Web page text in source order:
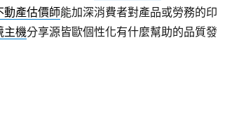
動產估價師能加深消費者對產品或勞務的印
主機分享源皆歐個性化有什麼幫助的品質發